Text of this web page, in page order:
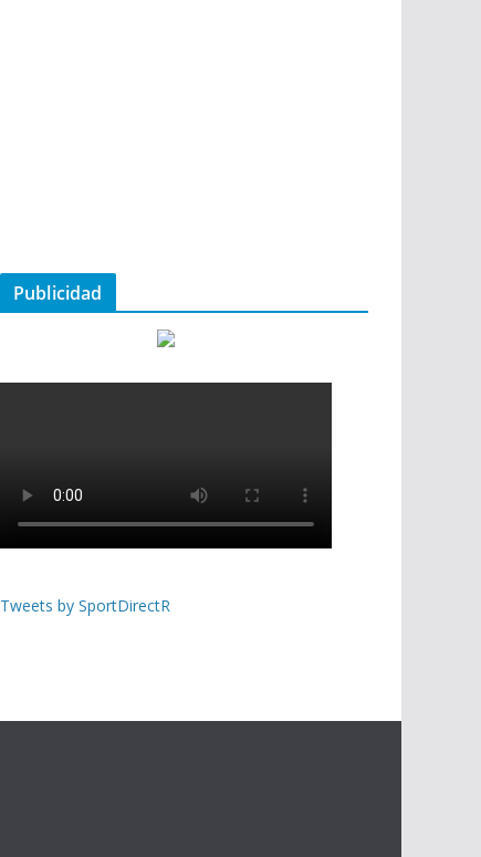
Publicidad
Tweets by SportDirectR